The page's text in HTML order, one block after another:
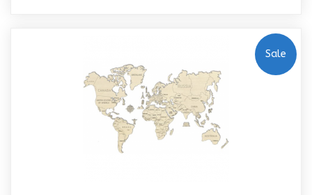
Sale